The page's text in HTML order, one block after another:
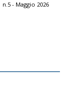
n.5 - Maggio 2026